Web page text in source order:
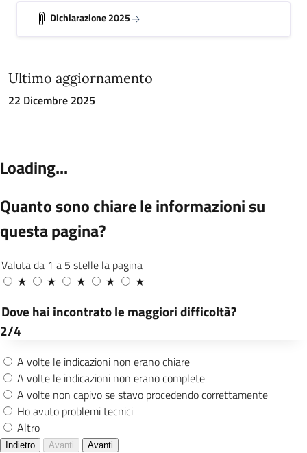
Dichiarazione 2025
Ultimo aggiornamento
22 Dicembre 2025